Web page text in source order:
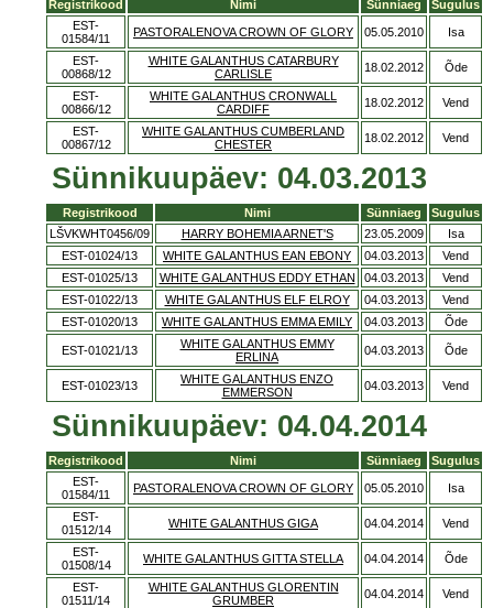
Registrikood Nimi Sünniaeg
Sugulus
EST-
01584/11
PASTORALENOVA CROWN OF GLORY 05.05.2010 Isa
EST-
00868/12
WHITE GALANTHUS CATARBURY
CARLISLE
18.02.2012 Õde
EST-
00866/12
WHITE GALANTHUS CRONWALL
CARDIFF
18.02.2012 Vend
EST-
00867/12
WHITE GALANTHUS CUMBERLAND
CHESTER
18.02.2012 Vend
Sünnikuupäev: 04.03.2013
Registrikood Nimi Sünniaeg
Sugulus
LŠVKWHT0456/09
HARRY BOHEMIA ARNET'S 23.05.2009
Isa
EST-01024/13
WHITE GALANTHUS EAN EBONY 04.03.2013
Vend
EST-01025/13
WHITE GALANTHUS EDDY ETHAN 04.03.2013
Vend
EST-01022/13
WHITE GALANTHUS ELF ELROY 04.03.2013
Vend
EST-01020/13
WHITE GALANTHUS EMMA EMILY 04.03.2013 Õde
EST-01021/13
WHITE GALANTHUS EMMY
ERLINA
04.03.2013 Õde
EST-01023/13
WHITE GALANTHUS ENZO
EMMERSON
04.03.2013 Vend
Sünnikuupäev: 04.04.2014
Registrikood Nimi Sünniaeg
Sugulus
EST-
01584/11
PASTORALENOVA CROWN OF GLORY 05.05.2010 Isa
EST-
01512/14
WHITE GALANTHUS GIGA 04.04.2014 Vend
EST-
01508/14
WHITE GALANTHUS GITTA STELLA 04.04.2014 Õde
EST-
01511/14
WHITE GALANTHUS GLORENTIN
GRUMBER
04.04.2014 Vend